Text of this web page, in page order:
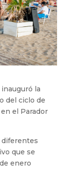
la
del ciclo de
el Parador
que se
enero